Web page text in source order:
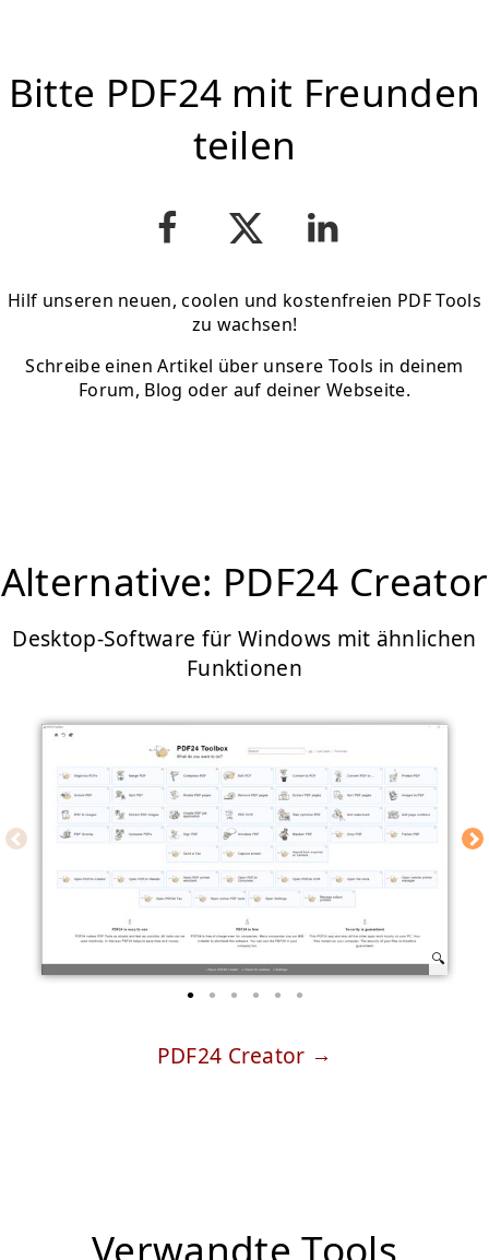
Bitte PDF24 mit Freunden
teilen
Hilf unseren neuen, coolen und kostenfreien PDF Tools
zu wachsen!
Schreibe einen Artikel über unsere Tools in deinem
Forum, Blog oder auf deiner Webseite.
Alternative: PDF24 Creator
Desktop-Software für Windows mit ähnlichen
Funktionen
PDF24 Creator
Verwandte Tools